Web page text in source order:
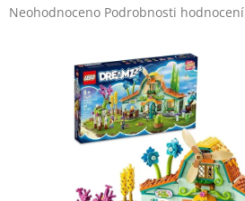
Průměrné
Neohodnoceno Podrobnosti hodnocení